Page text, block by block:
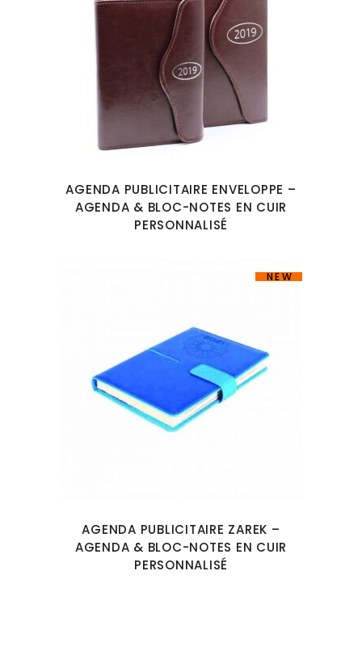
AGENDA PUBLICITAIRE ENVELOPPE –
AGENDA & BLOC-NOTES EN CUIR
PERSONNALISÉ
NEW
AGENDA PUBLICITAIRE ZAREK –
AGENDA & BLOC-NOTES EN CUIR
PERSONNALISÉ